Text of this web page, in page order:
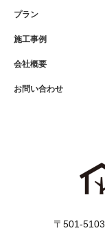
プラン
施工事例
会社概要
お問い合わせ
〒501-